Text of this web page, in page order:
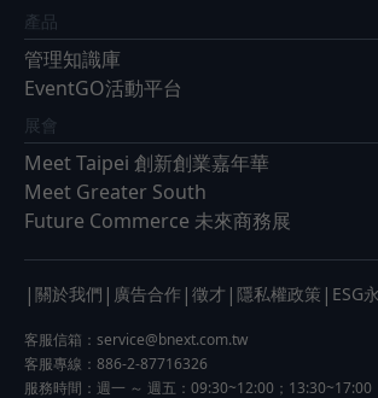
產品
管理知識庫
EventGO活動平台
展會
Meet Taipei 創新創業嘉年華
Meet Greater South
Future Commerce 未來商務展
| 關於我們 | 廣告合作 | 徵才 | 隱私權政策 | ESG
客服信箱： service@bnext.com.tw
客服專線：886-2-87716326
服務時間：週一 ～ 週五：09:30~12:00；13:30~17:00